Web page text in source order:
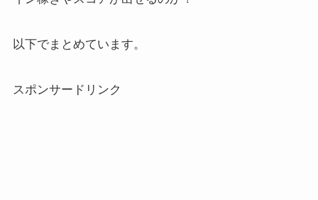
以下でまとめています。
スポンサードリンク